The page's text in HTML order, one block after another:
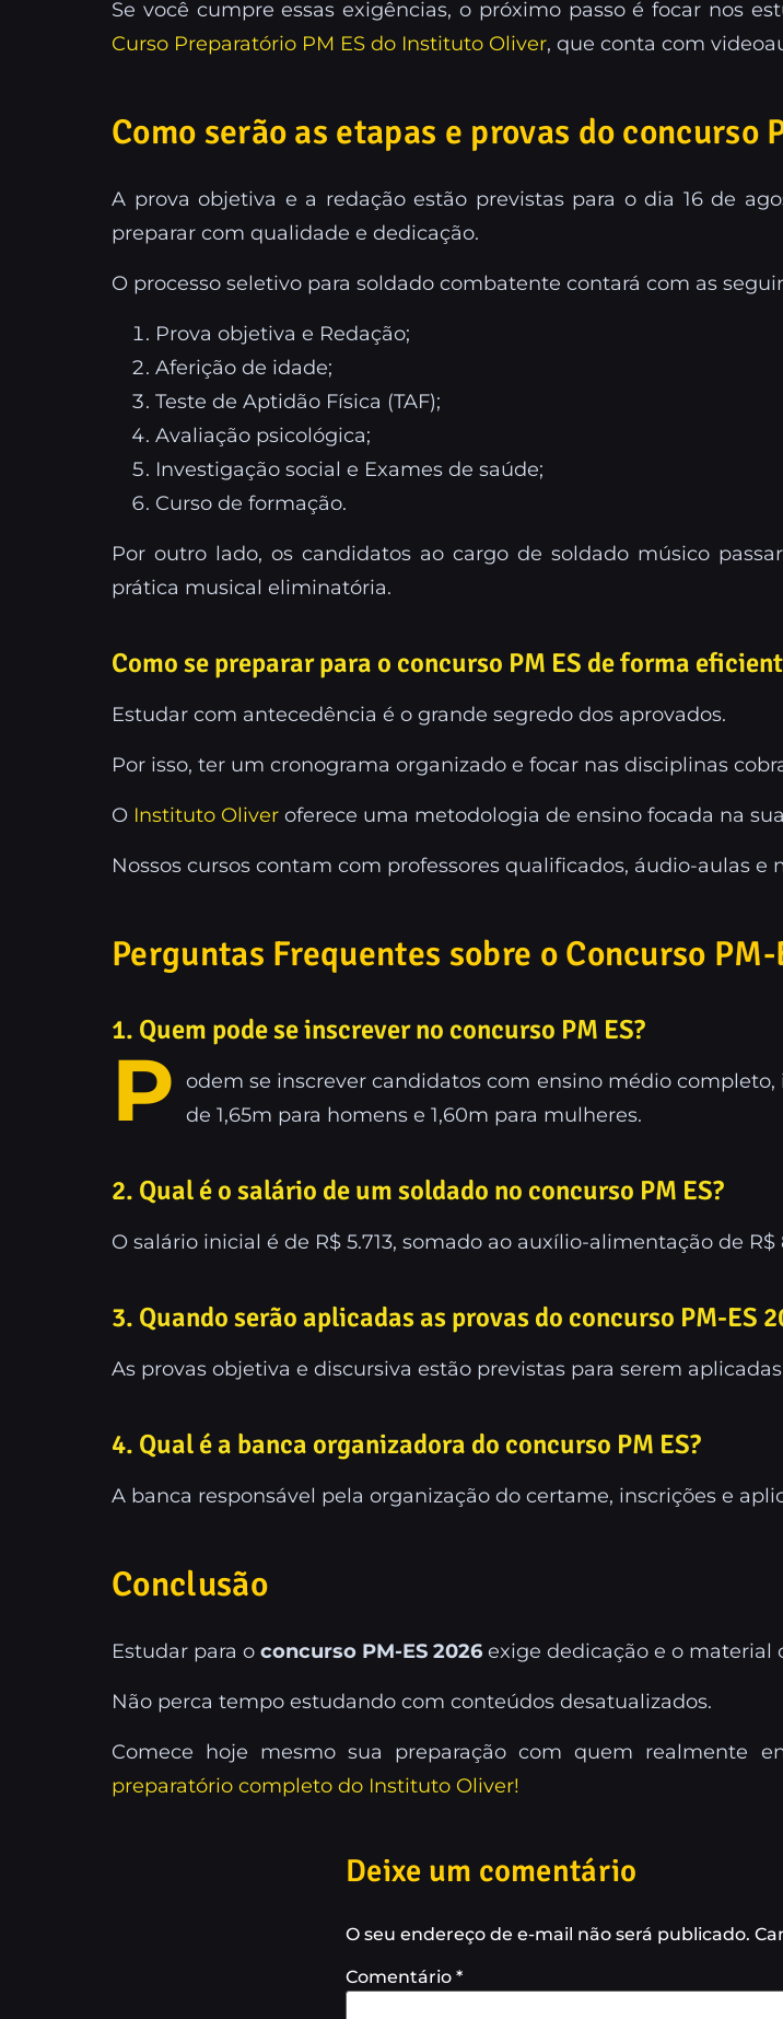
Se você cumpre essas exigências, o próximo passo é focar nos
Curso Preparatório PM ES do Instituto Oliver, que conta com
Como serão as etapas e provas do
A prova objetiva e a redação estão previstas para o dia 16 de
preparar com qualidade e dedicação.
O processo seletivo para soldado combatente contará com as
Prova objetiva e Redação;
Aferição de idade;
Teste de Aptidão Física (TAF);
Avaliação psicológica;
Investigação social e Exames de saúde;
Curso de formação.
Por outro lado, os candidatos ao cargo de soldado músico
prática musical eliminatória.
Como se preparar para o concurso PM ES de forma
Estudar com antecedência é o grande segredo dos aprovados.
Por isso, ter um cronograma organizado e focar nas disciplinas
O Instituto Oliver oferece uma metodologia de ensino focada na
Nossos cursos contam com professores qualificados, áudio-aulas
Perguntas Frequentes sobre o Concurso
1. Quem pode se inscrever no concurso PM ES?
P
odem se inscrever candidatos com ensino médio
de 1,65m para homens e 1,60m para mulheres.
2. Qual é o salário de um soldado no concurso PM ES?
O salário inicial é de R$ 5.713, somado ao auxílio-alimentação de
3. Quando serão aplicadas as provas do concurso PM-ES
As provas objetiva e discursiva estão previstas para serem
4. Qual é a banca organizadora do concurso PM ES?
A banca responsável pela organização do certame, inscrições e
Conclusão
Estudar para o concurso PM-ES 2026 exige dedicação e o material
Não perca tempo estudando com conteúdos desatualizados.
Comece hoje mesmo sua preparação com quem realmente
preparatório completo do Instituto Oliver!
Deixe um comentário
O seu endereço de e-mail não será publicado.
Comentário *